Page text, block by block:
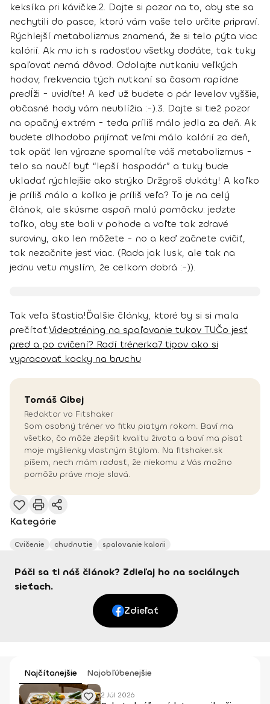
keksíka pri kávičke.2. Dajte si pozor na to, aby ste sa
nechytili do pasce, ktorú vám vaše telo určite pripraví.
Rýchlejší metabolizmus znamená, že si telo pýta viac
kalórií. Ak mu ich s radosťou všetky dodáte, tak tuky
spaľovať nemá dôvod. Odolajte nutkaniu veľkých
hodov, frekvencia tých nutkaní sa časom rapídne
predĺži - uvidíte! A keď už budete o pár levelov vyššie,
občasné hody vám neublížia :-).3. Dajte si tiež pozor
na opačný extrém - teda príliš málo jedla za deň. Ak
budete dlhodobo prijímať veľmi málo kalórií za deň,
tak opäť len výrazne spomalíte váš metabolizmus -
telo sa naučí byť “lepší hospodár” a tuky bude
ukladať rýchlejšie ako strýko Držgroš dukáty! A koľko
je príliš málo a koľko je príliš veľa? To je na celý
článok, ale skúsme aspoň malú pomôcku: jedzte
toľko, aby ste boli v pohode a voľte tak zdravé
suroviny, ako len môžete - no a keď začnete cvičiť,
tak nezačnite jesť viac. (Rada jak lusk, ale tak na
jednu vetu myslím, že celkom dobrá :-)).
Tak veľa šťastia!Ďalšie články, ktoré by si si mala
prečítať:Videotréning na spaľovanie tukov TUČo jesť
pred a po cvičení? Radí trénerka7 tipov ako si
vypracovať kocky na bruchu
Tomáš Gibej
Redaktor vo Fitshaker
Som osobný tréner vo fitku piatym rokom. Baví ma
všetko, čo môže zlepšiť kvalitu života a baví ma písať
moje myšlienky vlastným štýlom. Na fitshaker.sk
píšem, nech mám radosť, že niekomu z Vás možno
pomôžu práve moje slová.
Kategórie
Cvičenie chudnutie spalovanie kalorii
Páči sa ti náš článok? Zdieľaj ho na sociálnych
sieťach.
Zdieľať
Najčítanejšie Najobľúbenejšie
2 Júl 2026